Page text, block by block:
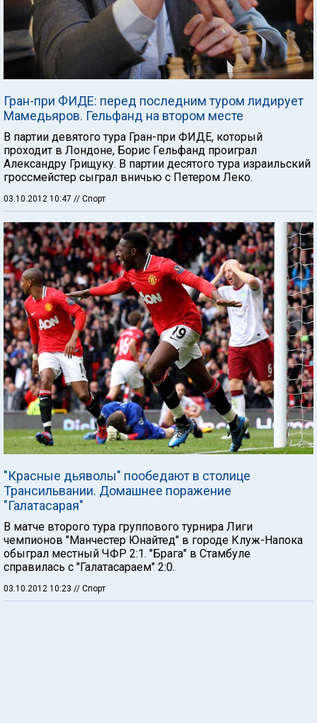
Гран-при ФИДЕ: перед последним туром лидирует
Мамедьяров. Гельфанд на втором месте
В партии девятого тура Гран-при ФИДЕ, который
проходит в Лондоне, Борис Гельфанд проиграл
Александру Грищуку. В партии десятого тура израильский
гроссмейстер сыграл вничью с Петером Леко.
03.10.2012 10:47 // Спорт
"Красные дьяволы" пообедают в столице
Трансильвании. Домашнее поражение
"Галатасарая"
В матче второго тура группового турнира Лиги
чемпионов "Манчестер Юнайтед" в городе Клуж-Напока
обыграл местный ЧФР 2:1. "Брага" в Стамбуле
справилась с "Галатасараем" 2:0.
03.10.2012 10:23 // Спорт